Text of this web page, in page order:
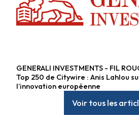
Fonds actions
GENERALI INVESTMENTS - FIL
Top 250 de Citywire : Anis Lahlou
l’innovation européenne
Voir tous les